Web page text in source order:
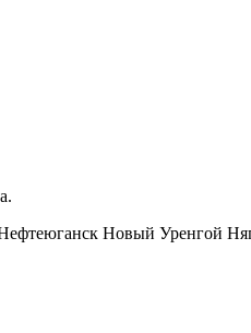
Новый Уренгой